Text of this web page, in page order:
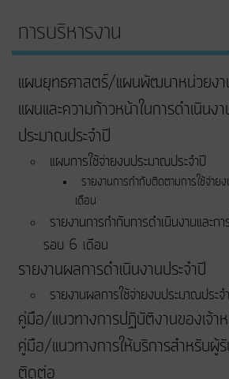
การบริหารงาน
แผนยุทธศาสตร์/แผนพัฒนาหน่วยง
แผนและความก้าวหน้าในการดําเนินง
ประมาณประจําปี
แผนการใช้จ่ายงบประมาณประจำปี
รายงานการกำกับติดตามการใช้จ่า
เดือน
รายงานการกำกับการดำเนินงานและก
รอบ 6 เดือน
รายงานผลการดำเนินงานประจำปี
รายงานผลการใช้จ่ายงบประมาณประจ
คู่มือ/แนวทางการปฏิบัติงานของเจ้า
คู่มือ/แนวทางการให้บริการสำหรับผู้
ติดต่อ